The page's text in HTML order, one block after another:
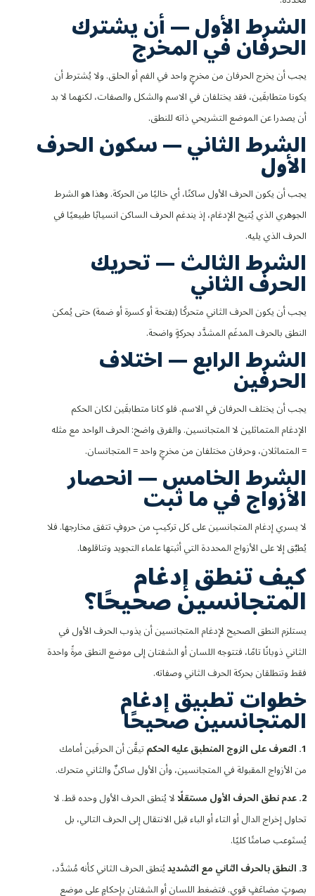
الشرط الأول — أن يشترك
الحرفان في المخرج
يجب أن يخرج الحرفان من مخرجٍ واحد في الفم أو الحلق. ولا يُشترط أن
يكونا متطابقَين، فقد يختلفان في الاسم والشكل والصفات، لكنهما لا بد
أن يصدرا عن الموضع التشريحي ذاته للنطق.
الشرط الثاني — سكون الحرف
الأول
يجب أن يكون الحرف الأول ساكنًا، أي خاليًا من الحركة. وهذا هو الشرط
الجوهري الذي يُتيح الإدغام، إذ يندغم الحرف الساكن انسيابًا طبيعيًا في
الحرف الذي يليه.
الشرط الثالث — تحريك
الحرف الثاني
يجب أن يكون الحرف الثاني متحركًا (بفتحة أو كسرة أو ضمة) حتى يُمكن
النطق بالحرف المدغَم المشدَّد بحركةٍ واضحة.
الشرط الرابع — اختلاف
الحرفين
يجب أن يختلف الحرفان في الاسم. فلو كانا متطابقَين لكان الحكم
الإدغام المتماثلين لا المتجانسين. والفرق واضح: الحرف الواحد مع مثله
= المتماثلان، وحرفان مختلفان من مخرجٍ واحد = المتجانسان.
الشرط الخامس — انحصار
الأزواج في ما ثبت
لا يسري إدغام المتجانسين على كل تركيبٍ من حروفٍ تتفق مخارجها. فلا
يُطبَّق إلا على الأزواج المحددة التي أثبتها علماء التجويد وتناقلوها.
كيف تنطق إدغام
المتجانسين صحيحًا؟
يستلزم النطق الصحيح لإدغام المتجانسين أن يذوب الحرف الأول في
الثاني ذوبانًا تامًا، فتتوجه اللسان أو الشفتان إلى موضع النطق مرةً واحدة
فقط وتنطلقان بحركة الحرف الثاني وصفاته.
خطوات تطبيق إدغام
المتجانسين صحيحًا
1. التعرف على الزوج المنطبق عليه الحكم
تيقَّن أن الحرفَين أمامك
من الأزواج المقبولة في المتجانسين، وأن الأول ساكنٌ والثاني متحرك.
2. عدم نطق الحرف الأول مستقلًا
لا يُنطق الحرف الأول وحده قط. لا
تحاول إخراج الدال أو التاء أو الباء قبل الانتقال إلى الحرف التالي، بل
يُستَوعب صامتًا كليًا.
3. النطق بالحرف الثاني مع التشديد
يُنطق الحرف الثاني كأنه مُشدَّد،
بصوتٍ مضاعَفٍ قوي. فتضغط اللسان أو الشفتان بإحكامٍ على موضع